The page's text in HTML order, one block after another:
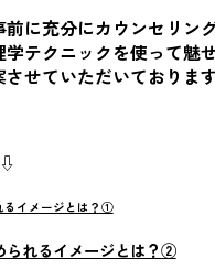
前に充分にカウンセリン
テクニックを使って魅
させていただいております
るイメージとは？①
られるイメージとは？②